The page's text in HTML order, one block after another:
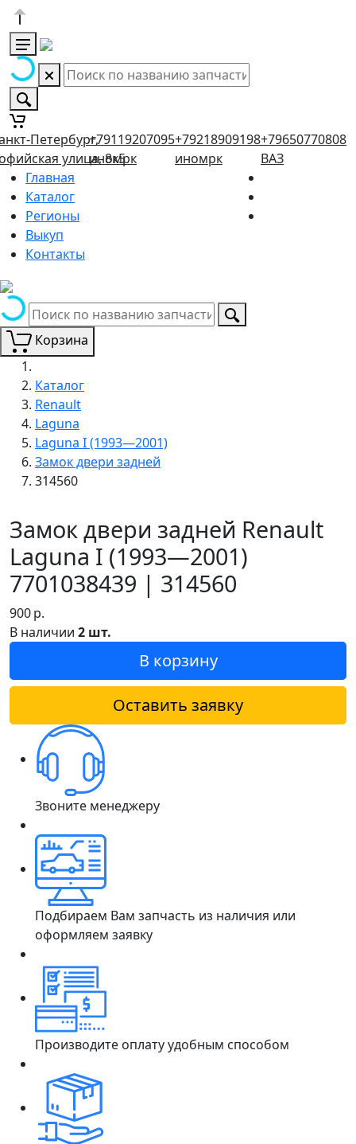
Петербург,
улица, 8к5
+79119207095
иномрк
+79218909198
иномрк
+79650770808
ВАЗ
Главная
Каталог
Регионы
Выкуп
Контакты
Корзина
Каталог
Renault
Laguna
Laguna I (1993—2001)
Замок двери задней
314560
Замок двери задней Renault
Laguna I (1993—2001)
7701038439 | 314560
900р.
В наличии 2 шт.
В корзину
Оставить заявку
Звоните менеджеру
Подбираем Вам запчасть из наличия или
оформляем заявку
Производите оплату удобным способом